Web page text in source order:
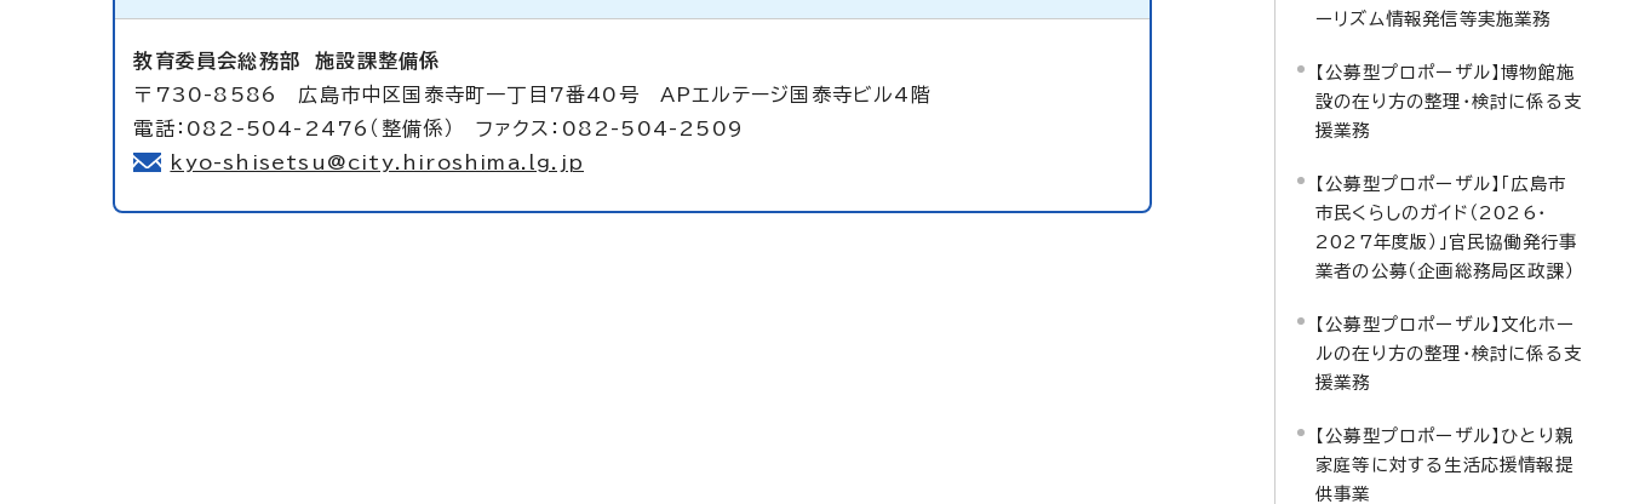
教育委員会総務部施設課整備係
〒730-8586 広島市中区国泰寺町一丁目7番40号 APエルテージ国泰寺ビル4階
電話：082-504-2476（整備係） ファクス：082-504-2509
kyo-shisetsu@city.hiroshima.lg.jp
ーリズム情報発信等実施業務
【公募型プロポーザル】博物館施
設の在り方の整理・検討に係る支
援業務
【公募型プロポーザル】「広島市
市民くらしのガイド（2026・
2027年度版）」官民協働発行事
業者の公募（企画総務局区政課）
【公募型プロポーザル】文化ホー
ルの在り方の整理・検討に係る支
援業務
【公募型プロポーザル】ひとり親
家庭等に対する生活応援情報提
供事業